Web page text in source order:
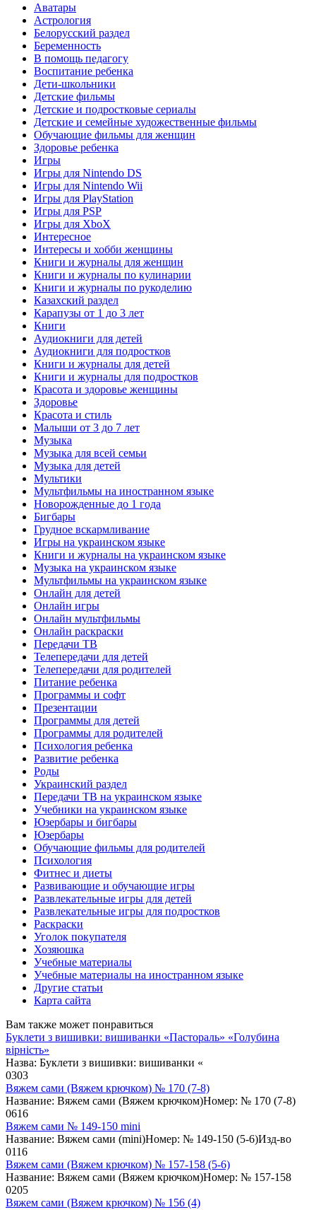
Аватары
Астрология
Белорусский раздел
Беременность
В помощь педагогу
Воспитание ребенка
Дети-школьники
Детские фильмы
Детские и подростковые сериалы
Детские и семейные художественные фильмы
Обучающие фильмы для женщин
Здоровье ребенка
Игры
Игры для Nintendo DS
Игры для Nintendo Wii
Игры для PlayStation
Игры для PSP
Игры для XboX
Интересное
Интересы и хобби женщины
Книги и журналы для женщин
Книги и журналы по кулинарии
Книги и журналы по рукоделию
Казахский раздел
Карапузы от 1 до 3 лет
Книги
Аудиокниги для детей
Аудиокниги для подростков
Книги и журналы для детей
Книги и журналы для подростков
Красота и здоровье женщины
Здоровье
Красота и стиль
Малыши от 3 до 7 лет
Музыка
Музыка для всей семьи
Музыка для детей
Мультики
Мультфильмы на иностранном языке
Новорожденные до 1 года
Бигбары
Грудное вскармливание
Игры на украинском языке
Книги и журналы на украинском языке
Музыка на украинском языке
Мультфильмы на украинском языке
Онлайн для детей
Онлайн игры
Онлайн мультфильмы
Онлайн раскраски
Передачи ТВ
Телепередачи для детей
Телепередачи для родителей
Питание ребенка
Программы и софт
Презентации
Программы для детей
Программы для родителей
Психология ребенка
Развитие ребенка
Роды
Украинский раздел
Передачи ТВ на украинском языке
Учебники на украинском языке
Юзербары и бигбары
Юзербары
Обучающие фильмы для родителей
Психология
Фитнес и диеты
Развивающие и обучающие игры
Развлекательные игры для детей
Развлекательные игры для подростков
Раскраски
Уголок покупателя
Хозяюшка
Учебные материалы
Учебные материалы на иностранном языке
Другие статьи
Карта сайта
Вам также может понравиться
Буклети з вишивки: вишиванки «Пастораль» «Голубина
вірність»
Назва: Буклети з вишивки: вишиванки «
0303
Вяжем сами (Вяжем крючком) № 170 (7-8)
Название: Вяжем сами (Вяжем крючком)Номер: № 170 (7-8)
0616
Вяжем сами № 149-150 mini
Название: Вяжем сами (mini)Номер: № 149-150 (5-6)Изд-во
0116
Вяжем сами (Вяжем крючком) № 157-158 (5-6)
Название: Вяжем сами (Вяжем крючком)Номер: № 157-158
0205
Вяжем сами (Вяжем крючком) № 156 (4)